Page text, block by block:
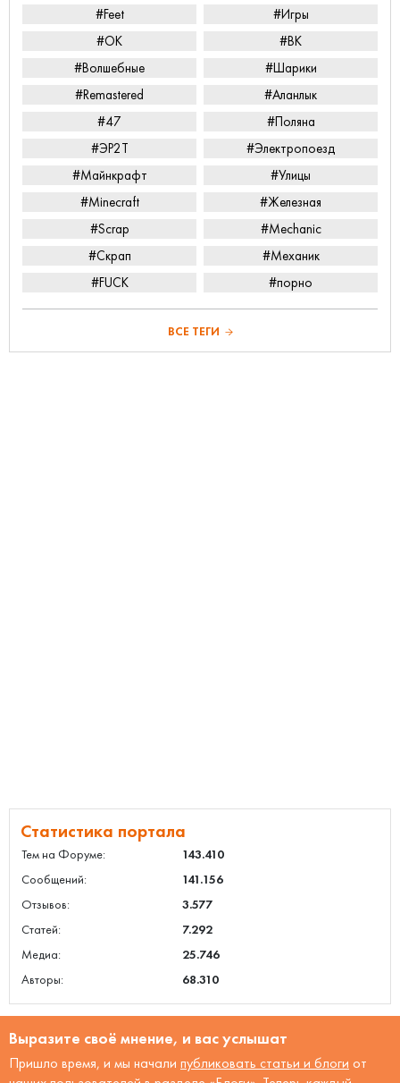
#Feet
#Игры
#ОК
#ВК
#Волшебные
#Шарики
#Remastered
#Аланлык
#47
#Поляна
#ЭР2Т
#Электропоезд
#Майнкрафт
#Улицы
#Minecraft
#Железная
#Scrap
#Mechanic
#Скрап
#Механик
#FUCK
#порно
ВСЕ ТЕГИ
Статистика портала
Тем на Форуме:
143.410
Сообщений:
141.156
Отзывов:
3.577
Статей:
7.292
Медиа:
25.746
Авторы:
68.310
Выразите своё мнение, и вас услышат
Пришло время, и мы начали публиковать статьи и блоги от